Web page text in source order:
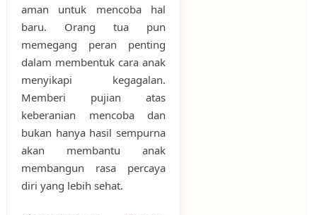
aman untuk mencoba hal
baru. Orang tua pun
memegang peran penting
dalam membentuk cara anak
menyikapi kegagalan.
Memberi pujian atas
keberanian mencoba dan
bukan hanya hasil sempurna
akan membantu anak
membangun rasa percaya
diri yang lebih sehat.